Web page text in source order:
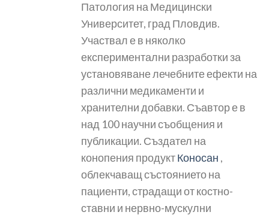
Патология на Медицински
Университет, град Пловдив.
Участвал е в няколко
експериментални разработки за
установяване лечебните ефекти на
различни медикаменти и
хранителни добавки. Съавтор е в
над 100 научни съобщения и
публикации. Създател на
конопения продуктКоносан ,
облекчаващ състоянието на
пациенти, страдащи от костно-
ставни и нервно-мускулни